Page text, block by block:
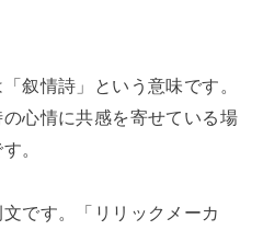
叙情詩」という意味です。
心情に共感を寄せている場
。
です。「リリックメーカ